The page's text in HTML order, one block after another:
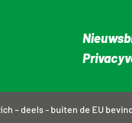
– deels - buiten de EU